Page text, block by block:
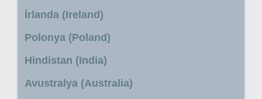
İrlanda (Ireland)
Polonya (Poland)
Hindistan (India)
Avustralya (Australia)